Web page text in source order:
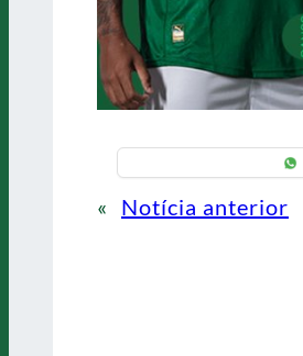
« Notícia anterior